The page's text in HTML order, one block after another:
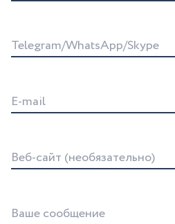
Telegram/WhatsApp/Skype
E-mail
Веб-сайт (необязательно)
Ваше сообщение